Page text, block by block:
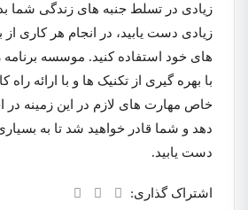
زیادی در تسلط جنبه های زندگی شما
زیادی دست یابید، در انجام هر کاری از
های خود استفاده کنید. موسسه
با بهره گیری از تکنیک ها و با ارائه
خاص مهارت های لازم در این زمینه در
دهد و شما قادر خواهید شد تا به
دست یابید.
اشتراک گذاری: